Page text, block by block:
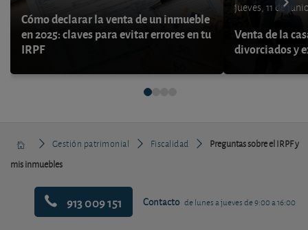
Cómo declarar la venta de un inmueble
en 2025: claves para evitar errores en tu
IRPF
jueves, 11 de
Venta de la
divorciados y
Gestión patrimonial Fiscalidad
Preguntas sobre el IRPF y
mis inmuebles
913 009 151 Contacto de lunes a jueves de 9:00 a 16:00